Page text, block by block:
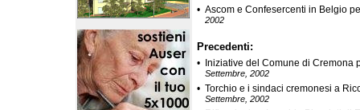
• Ascom e Confesercenti in Belgio
2002
Precedenti:
• Iniziative del Comune di Cremona
Settembre, 2002
• Torchio e i sindaci cremonesi a
Settembre, 2002